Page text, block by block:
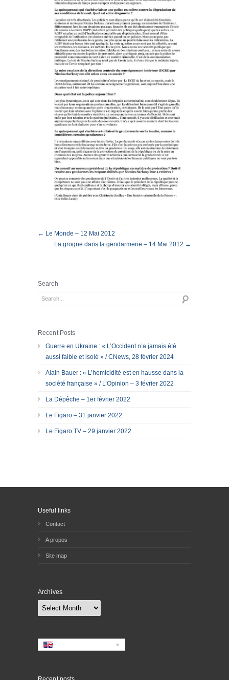
← Le Monde – 12 Mai 2012
La grogne dans la gendarmerie – 14 Mai 2012 →
Search
Recent Posts
Guerre en Ukraine : « L’Occident n’a jamais été
aussi faible et isolé » / CNews, 28 février 2024
Alain Bauer : « L’homicidité est en hausse dans la
société française » / L’Opinion – 3 février 2022
La Dépêche – 1er février 2022
Le Figaro – 31 janvier 2022
Le Figaro TV – 29 janvier 2022
Useful links
Contact
A propos
Site map
Archives
Archives